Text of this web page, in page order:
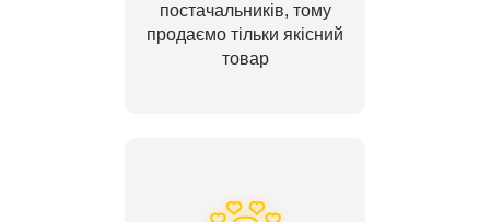
постачальників, тому
продаємо тільки якісний
товар